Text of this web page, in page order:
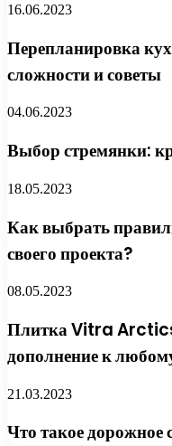
16.06.2023
Перепланировка
сложности и советы
04.06.2023
Выбор стремянки:
18.05.2023
Как выбрать
своего проекта?
08.05.2023
Плитка Vitra
дополнение к
21.03.2023
Что такое дорожное